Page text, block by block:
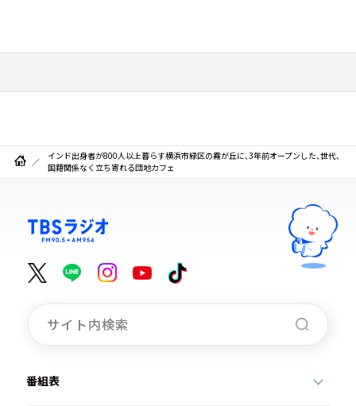
インド出身者が800人以上暮らす横浜市緑区の霧が丘に、3年前オープンした、世代、
国籍関係なく立ち寄れる団地カフェ
番組表